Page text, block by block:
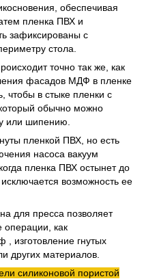
обеспечивая
пленка ПВХ и
зафиксированы с
стола.
точно так же, как
фасадов МДФ в пленке
чтобы в стыке пленки с
обычно можно
или шипению.
пленкой ПВХ, но есть
насоса вакуум
пленка ПВХ остынет до
возможность ее
для пресса позволяет
операции, как
изготовление гнутых
других материалов.
силиконовой пористой